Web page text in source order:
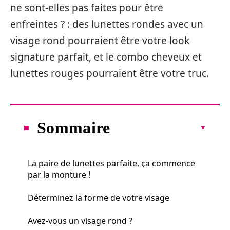
ne sont-elles pas faites pour être
enfreintes ? : des lunettes rondes avec un
visage rond pourraient être votre look
signature parfait, et le combo cheveux et
lunettes rouges pourraient être votre truc.
Sommaire
La paire de lunettes parfaite, ça commence
par la monture !
Déterminez la forme de votre visage
Avez-vous un visage rond ?